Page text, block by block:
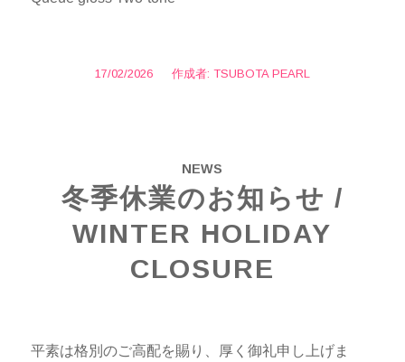
17/02/2026
/ 作成者: TSUBOTA PEARL
NEWS
冬季休業のお知らせ /
WINTER HOLIDAY
CLOSURE
平素は格別のご高配を賜り、厚く御礼申し上げま